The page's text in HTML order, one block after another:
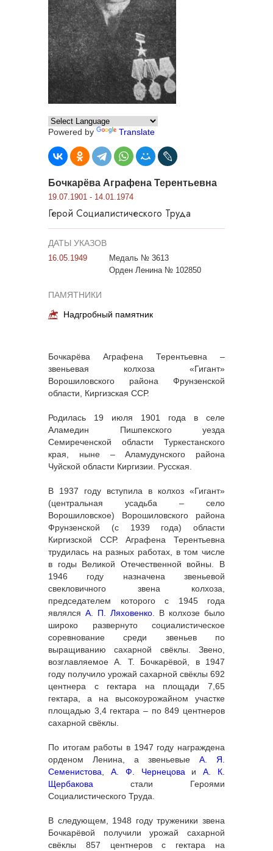
Powered by Translate
Бочкарёва Аграфена Терентьевна
19.07.1901 - 14.01.1974
Герой Социалистического Труда
ДАТЫ УКАЗОВ
16.05.1949
Медаль № 3613
Орден Ленина № 102850
ПАМЯТНИКИ
Надгробный памятник
Бочкарёва Аграфена Терентьевна –
звеньевая колхоза «Гигант»
Ворошиловского района Фрунзенской
области, Киргизская ССР.
Родилась 19 июля 1901 года в селе
Аламедин Пишпекского уезда
Семиреченской области Туркестанского
края, ныне – Аламудунского района
Чуйской области Киргизии. Русская.
В 1937 году вступила в колхоз «Гигант»
(центральная усадьба – село
Ворошиловское) Ворошиловского района
Фрунзенской (с 1939 года) области
Киргизской ССР. Аграфена Терентьевна
трудилась на разных работах, в том числе
в годы Великой Отечественной войны. В
1946 году назначена звеньевой
свекловичного звена колхоза,
председателем которого с 1945 года
являлся А. П. Ляховенко . В колхозе было
широко развернуто социалистическое
соревнование среди звеньев по
выращиванию сахарной свёклы. Звено,
возглавляемое А. Т. Бочкарёвой, в 1947
году получило урожай сахарной свёклы 692
центнера с гектара на площади 7,65
гектара, а на высокоурожайном участке
площадью 3,4 гектара – по 849 центнеров
сахарной свёклы.
По итогам работы в 1947 году награждена
орденом Ленина, а звеньевые А. Я.
Семенистова
А. Ф. Чернецова иА. К.
Щербакова стали Героями
Социалистического Труда.
В следующем, 1948 году труженики звена
Бочкарёвой получили урожай сахарной
свёклы 857 центнеров с гектара на